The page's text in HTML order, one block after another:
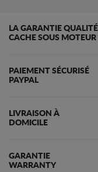
LA GARANTIE QUALITÉ
CACHE SOUS MOTEUR
PAIEMENT SÉCURISÉ
PAYPAL
LIVRAISON À
DOMICILE
GARANTIE
WARRANTY